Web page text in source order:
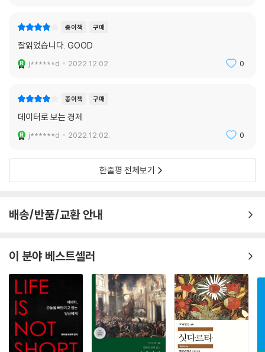
터의 유통과 함께 개인정보를 어떻게 보호하는가이다. 그런데 이 점과 관
련해, 예를 들어 세계의 메가택 기업에 대한 각국의 대응은 아직 모색하고
있는 단계이다. 기존의 법률 · 규제 체제로는 충분하지 못한 측면이 있어 국
국제적인 협력 대응이 필요하다.
--- p.184
증가가 주식용 곡물 생산을 압박하거나 곡물의 국제 거래를 증가시킨다.
마찬가지 일이 어업에서도 발생한다. 어업이 최근에는 양식에 의해 지탱되
되어야 하는지에 대해 여러 장에서 논의되고 있다.
에너지는 인류 공통의 자산이지만 실제로는 주권을 지닌 다른 국가에 의해
소유 · 생산되고, 소비는 일반적으로 생산국과는 다른 나라에서 이루어진
다. 따라서 생산 · 소비를 둘러싸고 정치적인 이해가 대립하고 경제적인 가
격결정도 정치적인 색채를 띠게 된다. 이처럼 국가이해가 충돌하기 쉬운
만큼 역으로 국제협조가 불가결하기도 하다
--- p.215
중동, 동남아시아의 현 상황을 객관적이고 실증적으로 짚어낸다는 점에서
종이책 구매
잘읽었습니다. GOOD
j******d 2022.12.02. 0
종이책 구매
데이터로 보는 경제
j******d 2022.12.02. 0
한줄평 전체보기
배송/반품/교환 안내
이 분야 베스트셀러